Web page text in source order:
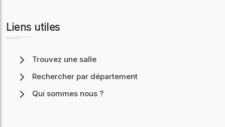
Liens utiles
Trouvez une salle
Rechercher par département
Qui sommes nous ?